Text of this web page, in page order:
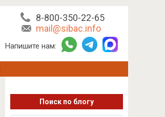
8-800-350-22-65
mail@sibac.info
Напишите нам:
Поиск по блогу